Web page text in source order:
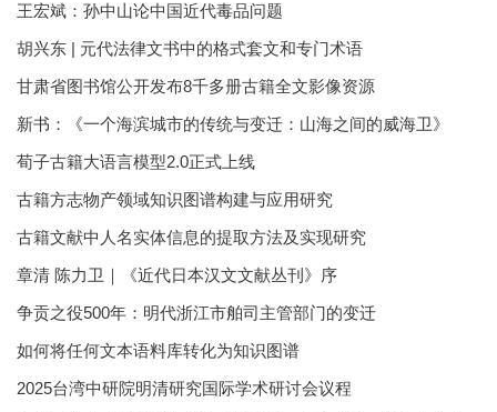
王宏斌：孙中山论中国近代毒品问题
胡兴东 | 元代法律文书中的格式套文和专门术语
甘肃省图书馆公开发布8千多册古籍全文影像资源
新书：《一个海滨城市的传统与变迁：山海之间的威海卫》
荀子古籍大语言模型2.0正式上线
古籍方志物产领域知识图谱构建与应用研究
古籍文献中人名实体信息的提取方法及实现研究
章清 陈力卫｜《近代日本汉文文献丛刊》序
争贡之役500年：明代浙江市舶司主管部门的变迁
如何将任何文本语料库转化为知识图谱
2025台湾中研院明清研究国际学术研讨会议程